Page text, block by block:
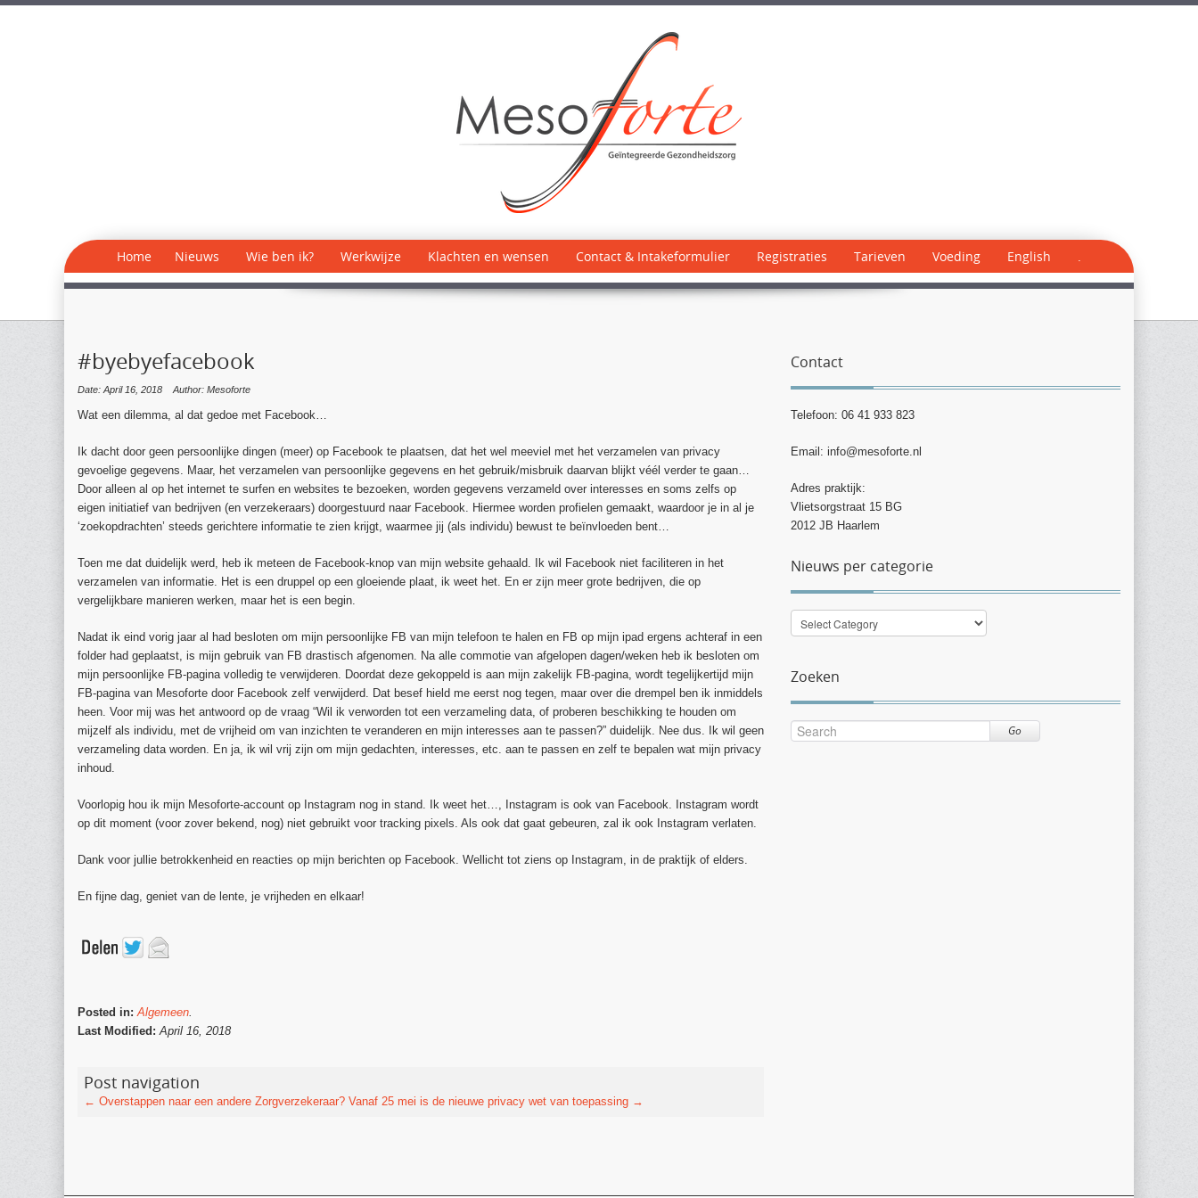
Home Nieuws Wie ben ik? Werkwijze Klachten en wensen Contact & Intakeformulier Registraties Tarieven Voeding English .
#byebyefacebook
Date: April 16, 2018 Author: Mesoforte
Wat een dilemma, al dat gedoe met Facebook…
Ik dacht door geen persoonlijke dingen (meer) op Facebook te plaatsen, dat het wel meeviel met het verzamelen van privacy
gevoelige gegevens. Maar, het verzamelen van persoonlijke gegevens en het gebruik/misbruik daarvan blijkt véél verder te gaan…
Door alleen al op het internet te surfen en websites te bezoeken, worden gegevens verzameld over interesses en soms zelfs op
eigen initiatief van bedrijven (en verzekeraars) doorgestuurd naar Facebook. Hiermee worden profielen gemaakt, waardoor je in al je
‘zoekopdrachten’ steeds gerichtere informatie te zien krijgt, waarmee jij (als individu) bewust te beïnvloeden bent…
Toen me dat duidelijk werd, heb ik meteen de Facebook-knop van mijn website gehaald. Ik wil Facebook niet faciliteren in het
verzamelen van informatie. Het is een druppel op een gloeiende plaat, ik weet het. En er zijn meer grote bedrijven, die op
vergelijkbare manieren werken, maar het is een begin.
Nadat ik eind vorig jaar al had besloten om mijn persoonlijke FB van mijn telefoon te halen en FB op mijn ipad ergens achteraf in een
folder had geplaatst, is mijn gebruik van FB drastisch afgenomen. Na alle commotie van afgelopen dagen/weken heb ik besloten om
mijn persoonlijke FB-pagina volledig te verwijderen. Doordat deze gekoppeld is aan mijn zakelijk FB-pagina, wordt tegelijkertijd mijn
FB-pagina van Mesoforte door Facebook zelf verwijderd. Dat besef hield me eerst nog tegen, maar over die drempel ben ik inmiddels
heen. Voor mij was het antwoord op de vraag “Wil ik verworden tot een verzameling data, of proberen beschikking te houden om
mijzelf als individu, met de vrijheid om van inzichten te veranderen en mijn interesses aan te passen?” duidelijk. Nee dus. Ik wil geen
verzameling data worden. En ja, ik wil vrij zijn om mijn gedachten, interesses, etc. aan te passen en zelf te bepalen wat mijn privacy
inhoud.
Voorlopig hou ik mijn Mesoforte-account op Instagram nog in stand. Ik weet het…, Instagram is ook van Facebook. Instagram wordt
op dit moment (voor zover bekend, nog) niet gebruikt voor tracking pixels. Als ook dat gaat gebeuren, zal ik ook Instagram verlaten.
Dank voor jullie betrokkenheid en reacties op mijn berichten op Facebook. Wellicht tot ziens op Instagram, in de praktijk of elders.
En fijne dag, geniet van de lente, je vrijheden en elkaar!
Posted in:Algemeen.
Last Modified:April 16, 2018
Post navigation
← Overstappen naar een andere Zorgverzekeraar? Vanaf 25 mei is de nieuwe privacy wet van toepassing →
Contact
Telefoon: 06 41 933 823
Email: info@mesoforte.nl
Adres praktijk:
Vlietsorgstraat 15 BG
2012 JB Haarlem
Nieuws per categorie
Nieuws
per
Zoeken
Go